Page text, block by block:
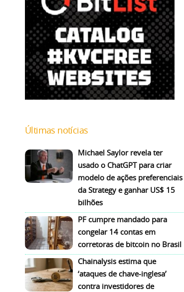
Últimas notícias
Michael Saylor revela ter
usado o ChatGPT para criar
modelo de ações preferenciais
da Strategy e ganhar US$ 15
bilhões
PF cumpre mandado para
congelar 14 contas em
corretoras de bitcoin no Brasil
Chainalysis estima que
‘ataques de chave-inglesa’
contra investidores de